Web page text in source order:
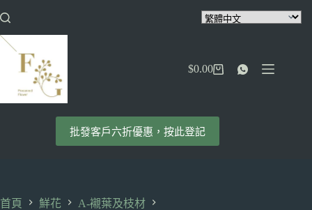
至
主
$0.00
批發客戶六折優惠，按此登記
首頁 鮮花
A-襯葉及枝材